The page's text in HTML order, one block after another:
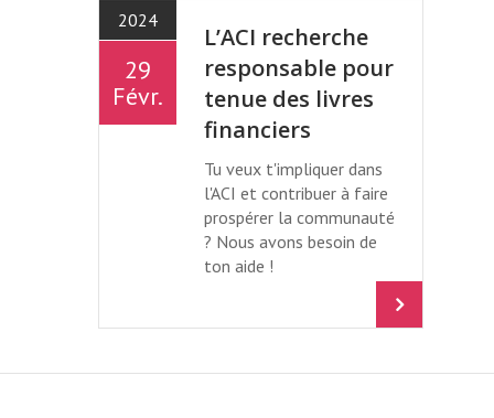
2024
29
Févr.
L’ACI recherche
responsable pour
tenue des livres
financiers
Tu veux t'impliquer dans
l'ACI et contribuer à faire
prospérer la communauté
? Nous avons besoin de
ton aide !